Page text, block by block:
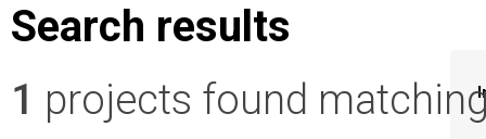
Search results
1 projects found